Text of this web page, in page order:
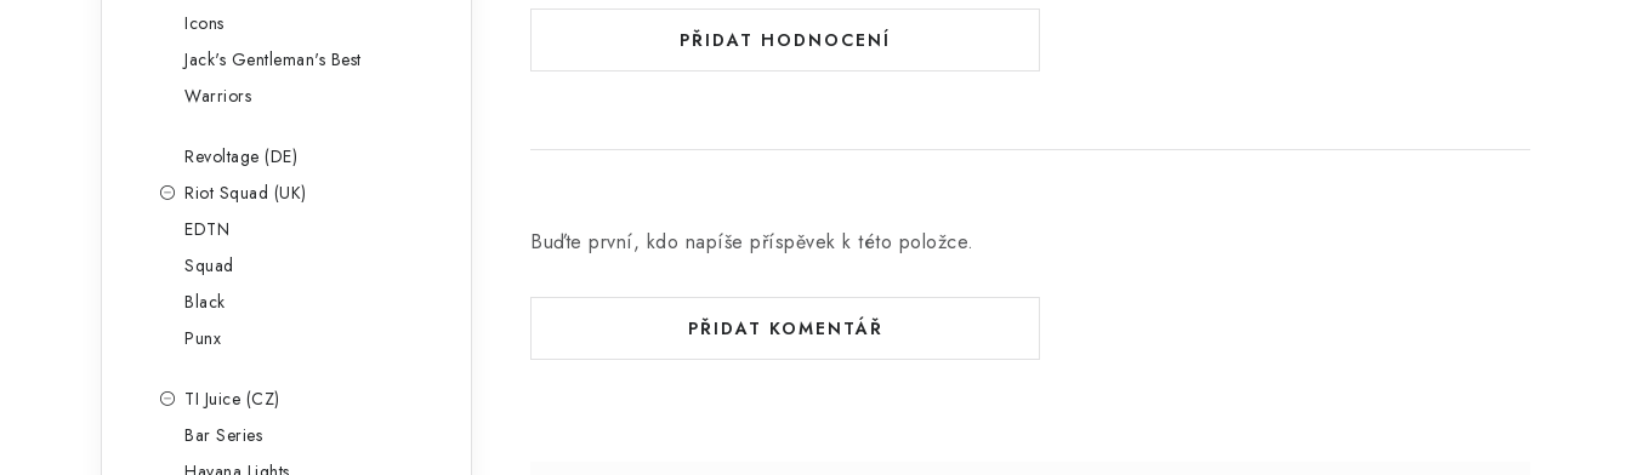
Icons
Jack's Gentleman's Best
Warriors
Revoltage (DE)
Riot Squad (UK)
EDTN
Squad
Black
Punx
TI Juice (CZ)
Bar Series
PŘIDAT HODNOCENÍ
Buďte první, kdo napíše příspěvek k této položce.
PŘIDAT KOMENTÁŘ